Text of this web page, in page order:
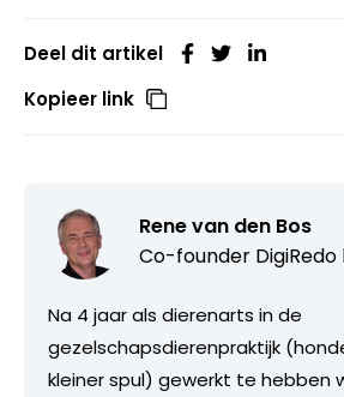
Deel dit artikel
Kopieer link
Rene van den Bos
Co-founder DigiRedo
Na 4 jaar als dierenarts in de
gezelschapsdierenpraktijk
kleiner spul) gewerkt te hebben